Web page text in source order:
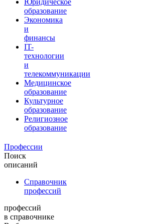
образование
Экономика
и
финансы
IT-
технологии
и
телекоммуникации
Медицинское
образование
Культурное
образование
Религиозное
образование
Профессии
Поиск
описаний
Справочник
профессий
профессий
в справочнике